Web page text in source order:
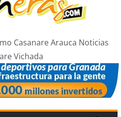
Casanare Arauca Noticias
Vichada